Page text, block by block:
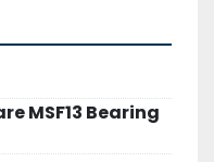
MSF13 Bearing